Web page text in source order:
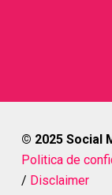
© 2025 Social
Politica de
/ Disclaimer